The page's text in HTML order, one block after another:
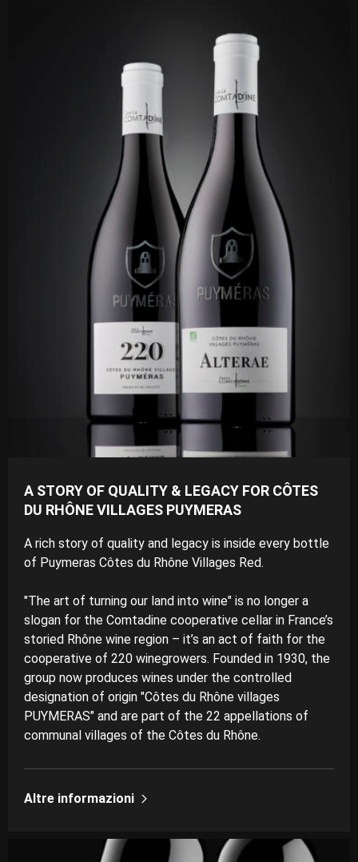
A STORY OF QUALITY & LEGACY FOR CÔTES
DU RHÔNE VILLAGES PUYMERAS
A rich story of quality and legacy is inside every bottle
of Puymeras Côtes du Rhône Villages Red.
"The art of turning our land into wine" is no longer a
slogan for the Comtadine cooperative cellar in France’s
storied Rhône wine region – it’s an act of faith for the
cooperative of 220 winegrowers. Founded in 1930, the
group now produces wines under the controlled
designation of origin "Côtes du Rhône villages
PUYMERAS" and are part of the 22 appellations of
communal villages of the Côtes du Rhône.
Altre informazioni